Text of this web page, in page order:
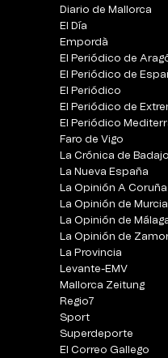
Diario de Mallorca
El Día
Empordà
El Periódico de
El Periódico de
El Periódico
El Periódico de
El Periódico
Faro de Vigo
La Crónica de
La Nueva España
La Opinión A Coruña
La Opinión de Murcia
La Opinión de
La Opinión de
La Provincia
Levante-EMV
Mallorca Zeitung
Regio7
Sport
Superdeporte
El Correo Gallego